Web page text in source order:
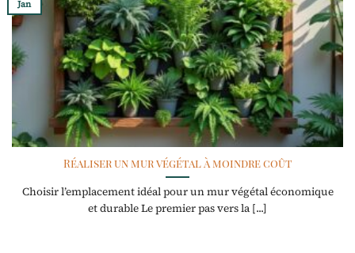
Réaliser un mur végétal à moindre coût
Choisir l’emplacement idéal pour un mur végétal économique
et durable Le premier pas vers la [...]
Jan